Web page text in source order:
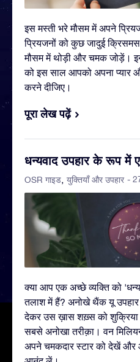
इस मस्ती भरे मौसम में अपने
प्रियजनों को कुछ जादुई
मौसम में थोड़ी और चमक जोड़ें।
को इस साल आपको अपना प्यार
करने दीजिए।
पूरा लेख पढ़ें
धन्यवाद उपहार के रूप में
OSR गाइड युक्तियाँ और उपहार -
क्या आप एक अच्छे व्यक्ति को
तलाश में हैं? अनोखे थैंक यू
देकर उस ख़ास शख़्स को
सबसे अनोखा तरीक़ा। वन
अपने चमकदार स्टार को देखें और